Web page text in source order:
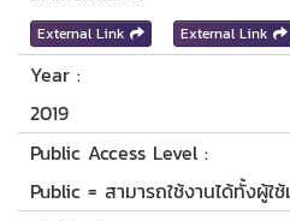
External Link External Link
Year :
2019
Public Access Level :
Public = สามารถใช้งานได้ทั้งผู้